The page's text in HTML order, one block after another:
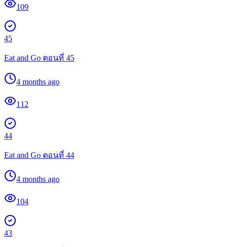
109
45
Eat and Go ตอนที่ 45
4 months ago
112
44
Eat and Go ตอนที่ 44
4 months ago
104
43